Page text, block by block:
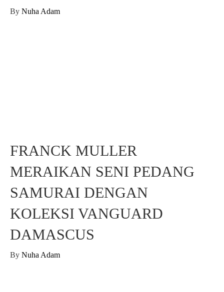
By Nuha Adam
FRANCK MULLER
MERAIKAN SENI PEDANG
SAMURAI DENGAN
KOLEKSI VANGUARD
DAMASCUS
By Nuha Adam